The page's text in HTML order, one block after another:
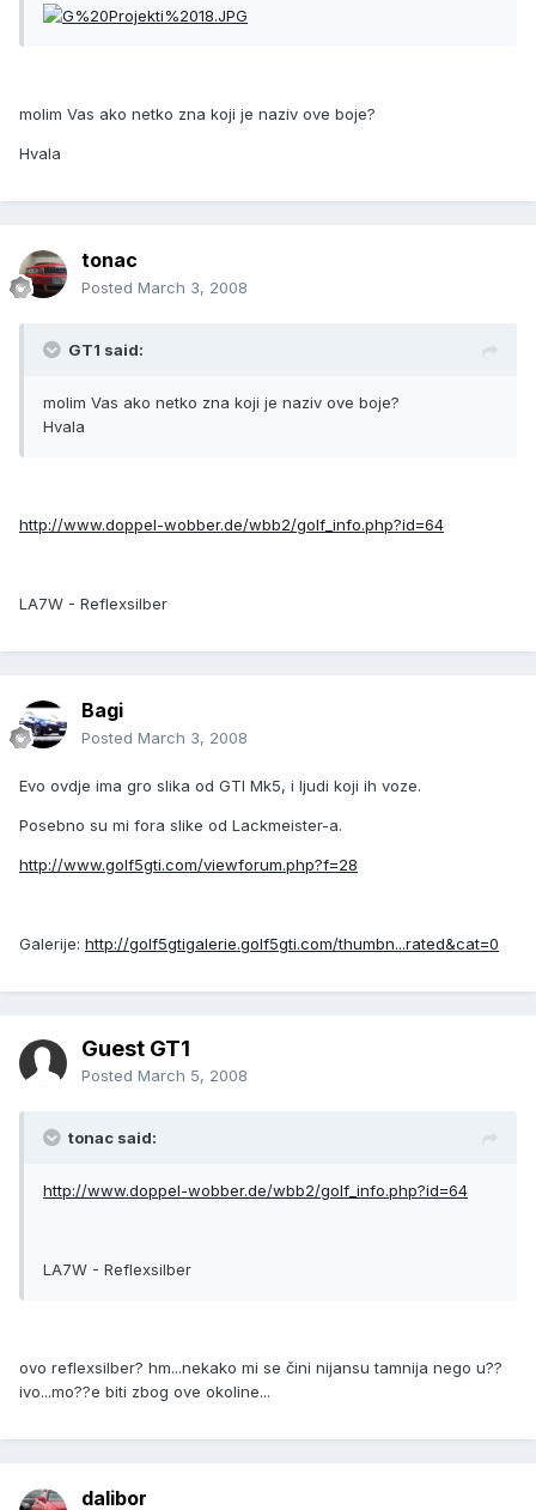
molim Vas ako netko zna koji je naziv ove boje?
Hvala
tonac
Posted March 3, 2008
GT1 said:
molim Vas ako netko zna koji je naziv ove boje?
Hvala
http://www.doppel-wobber.de/wbb2/golf_info.php?id=64
LA7W - Reflexsilber
Bagi
Posted March 3, 2008
Evo ovdje ima gro slika od GTI Mk5, i ljudi koji ih voze.
Posebno su mi fora slike od Lackmeister-a.
http://www.golf5gti.com/viewforum.php?f=28
Galerije: http://golf5gtigalerie.golf5gti.com/thumbn...rated&cat=0
Guest GT1
Posted March 5, 2008
tonac said:
http://www.doppel-wobber.de/wbb2/golf_info.php?id=64
LA7W - Reflexsilber
ovo reflexsilber? hm...nekako mi se čini nijansu tamnija nego u??
ivo...mo??e biti zbog ove okoline...
dalibor